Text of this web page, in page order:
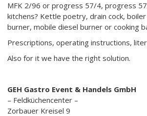
MFK 2/96 or progress 57/4, progress
kitchens? Kettle poetry, drain cock,
burner, mobile diesel burner or cooking
Prescriptions, operating instructions,
Also for it we have the right solution.
GEH Gastro Event & Handels GmbH
– Feldküchencenter –
Zorbauer Kreisel 9